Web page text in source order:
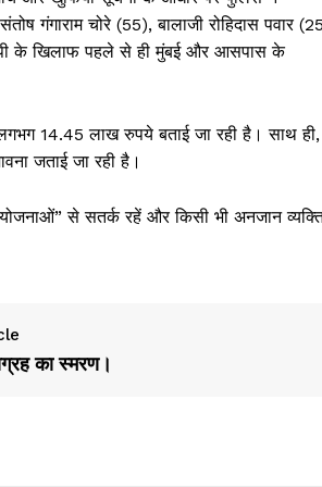
गंगाराम चोरे (55), बालाजी रोहिदास पवार
के खिलाफ पहले से ही मुंबई और आसपास के
14.45 लाख रुपये बताई जा रही है। साथ ही,
जताई जा रही है।
से सतर्क रहें और किसी भी अनजान
का स्मरण।